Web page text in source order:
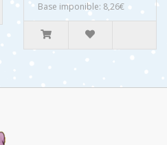
Base imponible: 8,26€